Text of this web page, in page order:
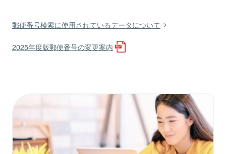
郵便番号検索に使用されているデータについて
2025年度版郵便番号の変更案内